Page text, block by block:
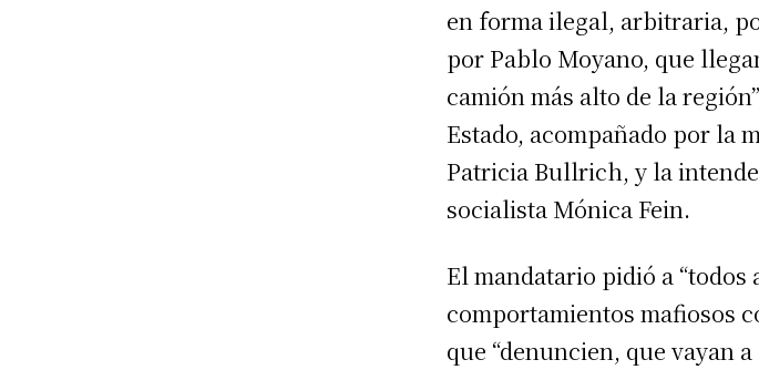
en forma ilegal, arbitraria,
por Pablo Moyano, que
camión más alto de la
Estado, acompañado por la
Patricia Bullrich, y la
socialista Mónica Fein.
El mandatario pidió a
comportamientos mafiosos
que “denuncien, que vayan